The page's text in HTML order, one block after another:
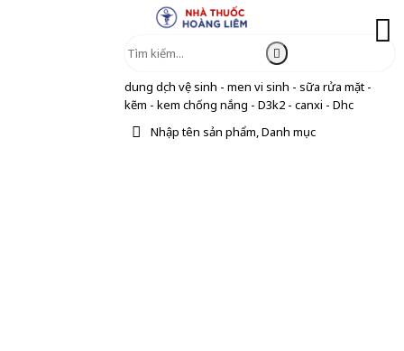
dung dịch vệ sinh - men vi sinh - sữa rửa mặt -
kẽm - kem chống nắng - D3k2 - canxi - Dhc
Nhập tên sản phẩm, Danh mục